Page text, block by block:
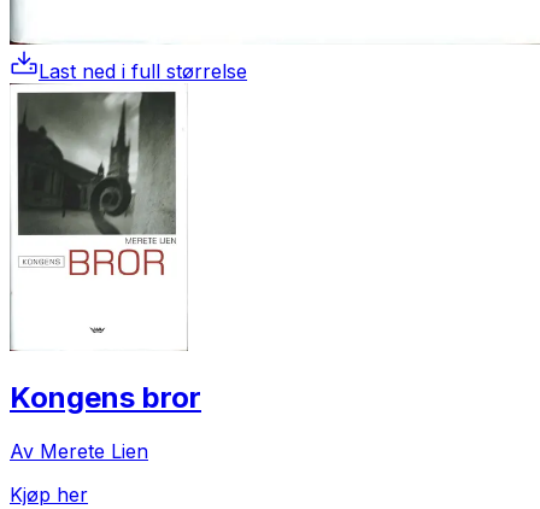
Last ned i full størrelse
Kongens bror
Av Merete Lien
Kjøp her